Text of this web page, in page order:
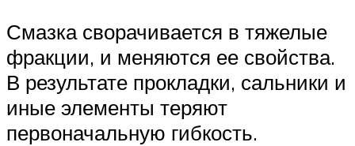
Смазка сворачивается в тяжелые
фракции, и меняются ее свойства.
В результате прокладки, сальники и
иные элементы теряют
первоначальную гибкость.